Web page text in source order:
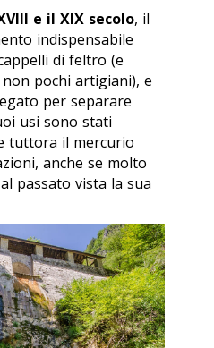
e il XIX secolo, il
indispensabile
di feltro (e
pochi artigiani), e
per separare
usi sono stati
tuttora il mercurio
anche se molto
passato vista la sua